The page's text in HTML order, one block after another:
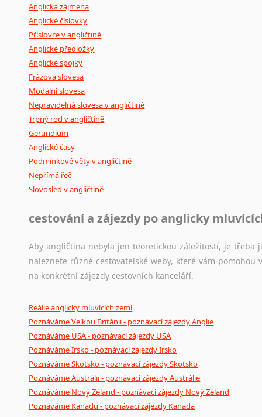
Anglická zájmena
Anglické číslovky
Příslovce v angličtině
Anglické předložky
Anglické spojky
Frázová slovesa
Modální slovesa
Nepravidelná slovesa v angličtině
Trpný rod v angličtině
Gerundium
Anglické časy
Podmínkové věty v angličtině
Nepřímá řeč
Slovosled v angličtině
cestování a zájezdy po anglicky
Aby angličtina nebyla jen teoretickou záležitostí, je
naleznete různé cestovatelské weby, které vám
na konkrétní zájezdy cestovních kanceláří.
Reálie anglicky mluvících zemí
Poznáváme Velkou Británii - poznávací zájezdy Anglie
Poznáváme USA - poznávací zájezdy USA
Poznáváme Irsko - poznávací zájezdy Irsko
Poznáváme Skotsko - poznávací zájezdy Skotsko
Poznáváme Austrálii - poznávací zájezdy Austrálie
Poznáváme Nový Zéland - poznávací zájezdy Nový Zéland
Poznáváme Kanadu - poznávací zájezdy Kanada